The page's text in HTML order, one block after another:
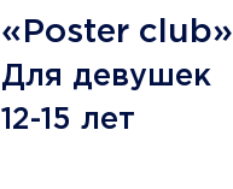
«Poster club»
Для девушек
12-15 лет